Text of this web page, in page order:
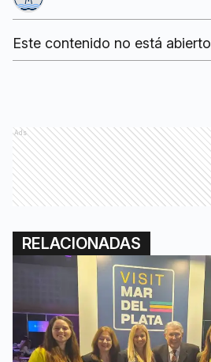
Este contenido no está
Ads
RELACIONADAS